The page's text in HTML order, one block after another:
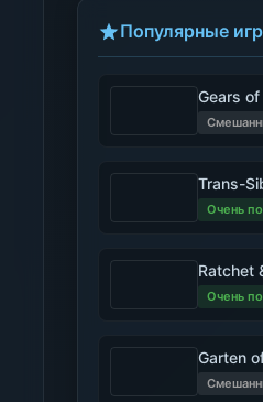
Популярные
Gears of
Trans-
Очень
Ratchet
Очень
Garten